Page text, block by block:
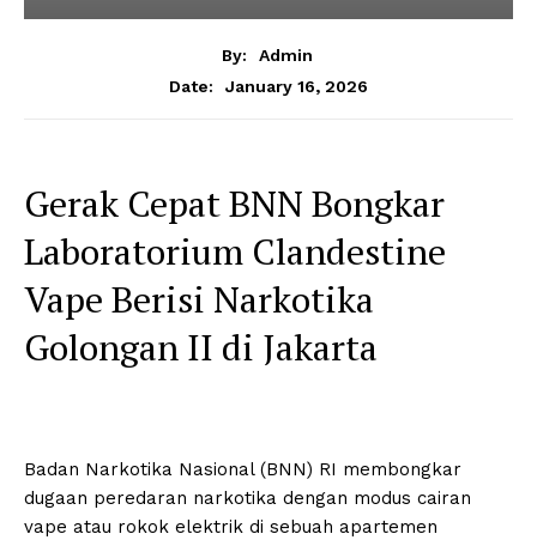
By:
Admin
Date:
January 16, 2026
Gerak Cepat BNN Bongkar
Laboratorium Clandestine
Vape Berisi Narkotika
Golongan II di Jakarta
Badan Narkotika Nasional (BNN) RI membongkar
dugaan peredaran narkotika dengan modus cairan
vape atau rokok elektrik di sebuah apartemen